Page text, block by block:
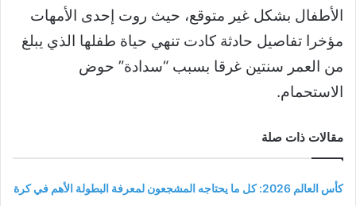
الأطفال بشكل غير متوقع، حيث روت إحدى الأمهات
مؤخرا تفاصيل حادثة كادت تنهي حياة طفلها الذي يبلغ
من العمر سنتين غرقا بسبب “سدادة” حوض
الاستحمام.
مقالات ذات صلة
كأس العالم 2026: كل ما يحتاجه المشجعون لمعرفة البطولة الأهم في كرة